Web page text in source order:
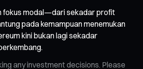
fokus modal—dari sekadar profit
pada kemampuan menemukan
kini bukan lagi sekadar
any investment decisions. Please